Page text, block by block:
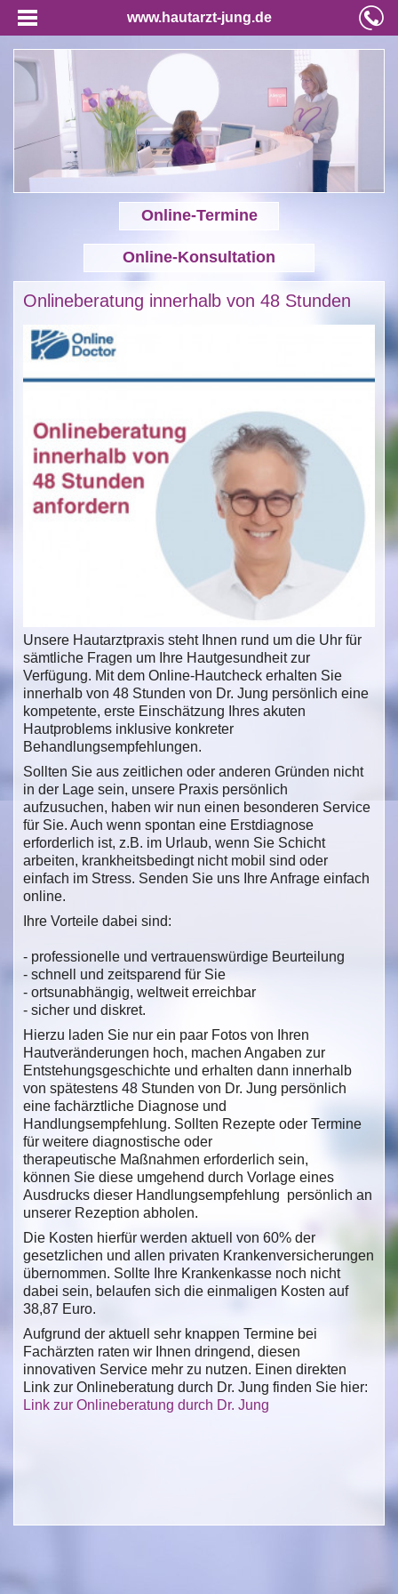
www.hautarzt-jung.de
Online-Termine
Online-Konsultation
Onlineberatung innerhalb von 48 Stunden
Unsere Hautarztpraxis steht Ihnen rund um die Uhr für
sämtliche Fragen um Ihre Hautgesundheit zur
Verfügung. Mit dem Online-Hautcheck erhalten Sie
innerhalb von 48 Stunden von Dr. Jung persönlich eine
kompetente, erste Einschätzung Ihres akuten
Hautproblems inklusive konkreter
Behandlungsempfehlungen.
Sollten Sie aus zeitlichen oder anderen Gründen nicht
in der Lage sein, unsere Praxis persönlich
aufzusuchen, haben wir nun einen besonderen Service
für Sie. Auch wenn spontan eine Erstdiagnose
erforderlich ist, z.B. im Urlaub, wenn Sie Schicht
arbeiten, krankheitsbedingt nicht mobil sind oder
einfach im Stress. Senden Sie uns Ihre Anfrage einfach
online.
Ihre Vorteile dabei sind:
- professionelle und vertrauenswürdige Beurteilung
- schnell und zeitsparend für Sie
- ortsunabhängig, weltweit erreichbar
- sicher und diskret.
Hierzu laden Sie nur ein paar Fotos von Ihren
Hautveränderungen hoch, machen Angaben zur
Entstehungsgeschichte und erhalten dann innerhalb
von spätestens 48 Stunden von Dr. Jung persönlich
eine fachärztliche Diagnose und
Handlungsempfehlung. Sollten Rezepte oder Termine
für weitere diagnostische oder
therapeutische Maßnahmen erforderlich sein,
können Sie diese umgehend durch Vorlage eines
Ausdrucks dieser Handlungsempfehlung persönlich an
unserer Rezeption abholen.
Die Kosten hierfür werden aktuell von 60% der
gesetzlichen und allen privaten Krankenversicherungen
übernommen. Sollte Ihre Krankenkasse noch nicht
dabei sein, belaufen sich die einmaligen Kosten auf
38,87 Euro.
Aufgrund der aktuell sehr knappen Termine bei
Fachärzten raten wir Ihnen dringend, diesen
innovativen Service mehr zu nutzen. Einen direkten
Link zur Onlineberatung durch Dr. Jung finden Sie hier:
Link zur Onlineberatung durch Dr. Jung